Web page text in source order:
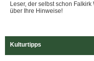
Leser, der selbst schon
über Ihre Hinweise!
Kulturtipps